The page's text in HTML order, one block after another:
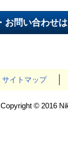
サイトマップ
Copyright © 2016